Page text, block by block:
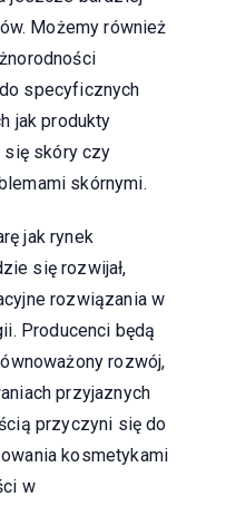
Możemy również
specyficznych
jak produkty
się skóry czy
skórnymi.
jak rynek
się rozwijał,
rozwiązania w
Producenci będą
rozwój,
przyjaznych
przyczyni się do
kosmetykami
w